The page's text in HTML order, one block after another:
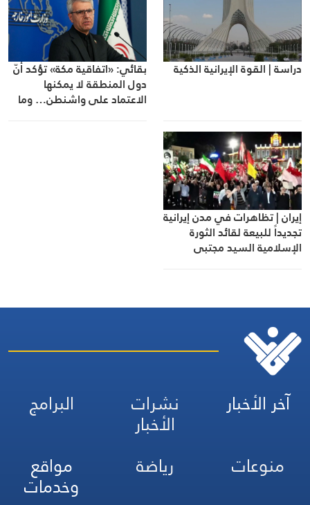
دراسة | القوة الإيرانية الذكية بقائي: «اتفاقية مكة» تؤكد أنّ
دول المنطقة لا يمكنها
الاعتماد على واشنطن… وما
إيران | تظاهرات في مدن إيرانية
تجديداً للبيعة لقائد الثورة
الإسلامية السيد مجتبى
آخر الأخبار نشرات
الأخبار
البرامج
منوعات
رياضة مواقع
وخدمات